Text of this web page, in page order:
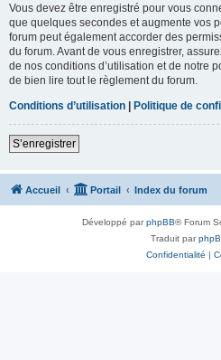
Vous devez être enregistré pour vous
que quelques secondes et augmente vos
forum peut également accorder des
du forum. Avant de vous enregistrer,
de nos conditions d’utilisation et de notre
de bien lire tout le règlement du forum.
Conditions d’utilisation | Politique de
S’enregistrer
Accueil Portail Index du forum
Développé parphpBB® Forum
Traduit par
Confidentialité |